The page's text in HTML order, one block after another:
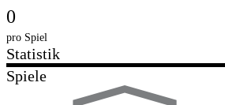
0
pro Spiel
Statistik
Spiele